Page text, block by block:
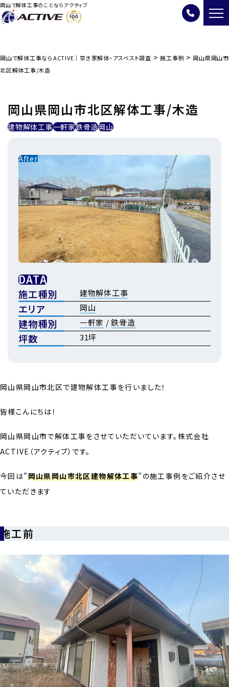
岡山で解体工事のことならアクティブ
岡山で解体工事ならACTIVE｜空き家解体・アスベスト調査 > 施工事例 > 岡山県岡山市
北区解体工事/木造
岡山県岡山市北区解体工事/木造
建物解体工事一軒家鉄骨造岡山
DATA
施工種別 建物解体工事
エリア 岡山
建物種別 一軒家 /鉄骨造
坪数 31坪
岡山県岡山市北区で建物解体工事を行いました！
皆様こんにちは！
岡山県岡山市で解体工事をさせていただいています。株式会社
ACTIVE（アクティブ）です。
今回は”岡山県岡山市北区建物解体工事”の施工事例をご紹介させ
ていただきます
施工前